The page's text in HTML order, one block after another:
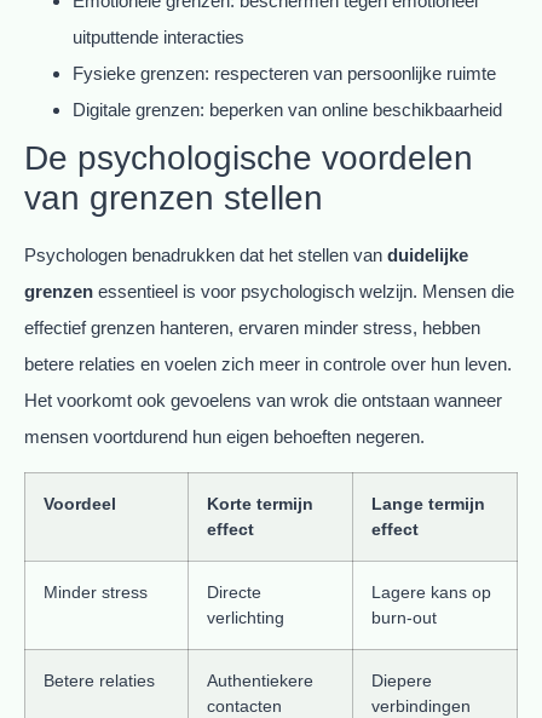
uitputtende interacties
Fysieke grenzen: respecteren van persoonlijke ruimte
Digitale grenzen: beperken van online beschikbaarheid
De psychologische voordelen
van grenzen stellen
Psychologen benadrukken dat het stellen van duidelijke
grenzen essentieel is voor psychologisch welzijn. Mensen die
effectief grenzen hanteren, ervaren minder stress, hebben
betere relaties en voelen zich meer in controle over hun leven.
Het voorkomt ook gevoelens van wrok die ontstaan wanneer
mensen voortdurend hun eigen behoeften negeren.
Voordeel
Korte termijn
effect
Lange termijn
effect
Minder stress
Directe
verlichting
Lagere kans op
burn-out
Betere relaties
Authentiekere
contacten
Diepere
verbindingen